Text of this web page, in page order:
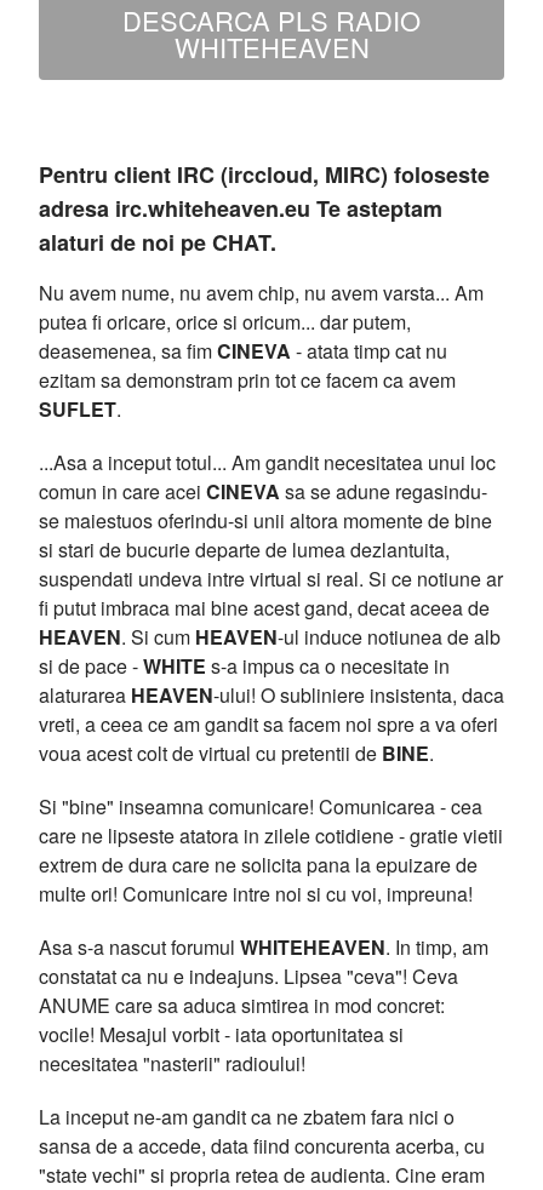
DESCARCA PLS RADIO
WHITEHEAVEN
Pentru client IRC (irccloud, MIRC) foloseste
adresa irc.whiteheaven.eu Te asteptam
alaturi de noi pe CHAT.
Nu avem nume, nu avem chip, nu avem varsta... Am
putea fi oricare, orice si oricum... dar putem,
deasemenea, sa fimCINEVA - atata timp cat nu
ezitam sa demonstram prin tot ce facem ca avem
SUFLET.
...Asa a inceput totul... Am gandit necesitatea unui loc
comun in care acei CINEVA sa se adune regasindu-
se maiestuos oferindu-si unii altora momente de bine
si stari de bucurie departe de lumea dezlantuita,
suspendati undeva intre virtual si real. Si ce notiune ar
fi putut imbraca mai bine acest gand, decat aceea de
HEAVEN. Si cum HEAVEN-ul induce notiunea de alb
si de pace -WHITE s-a impus ca o necesitate in
alaturarea HEAVEN-ului! O subliniere insistenta, daca
vreti, a ceea ce am gandit sa facem noi spre a va oferi
voua acest colt de virtual cu pretentii de BINE.
Si "bine" inseamna comunicare! Comunicarea - cea
care ne lipseste atatora in zilele cotidiene - gratie vietii
extrem de dura care ne solicita pana la epuizare de
multe ori! Comunicare intre noi si cu voi, impreuna!
Asa s-a nascut forumul WHITEHEAVEN. In timp, am
constatat ca nu e indeajuns. Lipsea "ceva"! Ceva
ANUME care sa aduca simtirea in mod concret:
vocile! Mesajul vorbit - iata oportunitatea si
necesitatea "nasterii" radioului!
La inceput ne-am gandit ca ne zbatem fara nici o
sansa de a accede, data fiind concurenta acerba, cu
"state vechi" si propria retea de audienta. Cine eram